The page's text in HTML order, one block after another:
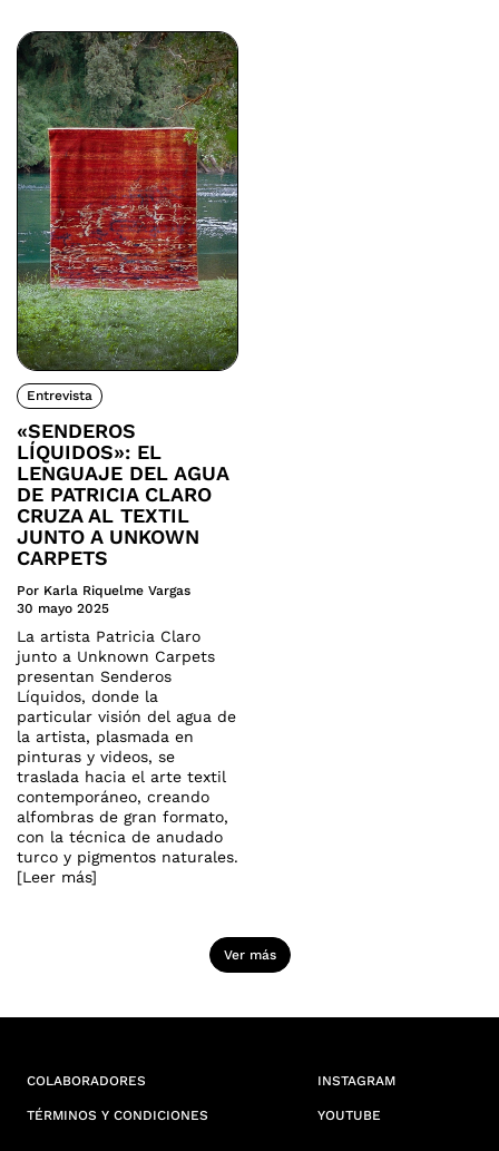
Entrevista
«SENDEROS
LÍQUIDOS»: EL
LENGUAJE DEL AGUA
DE PATRICIA CLARO
CRUZA AL TEXTIL
JUNTO A UNKOWN
CARPETS
Por Karla Riquelme Vargas
30 mayo 2025
La artista Patricia Claro
junto a Unknown Carpets
presentan Senderos
Líquidos, donde la
particular visión del agua de
la artista, plasmada en
pinturas y videos, se
traslada hacia el arte textil
contemporáneo, creando
alfombras de gran formato,
con la técnica de anudado
turco y pigmentos naturales.
[Leer más]
Ver más
COLABORADORES
TÉRMINOS Y CONDICIONES
INSTAGRAM
YOUTUBE